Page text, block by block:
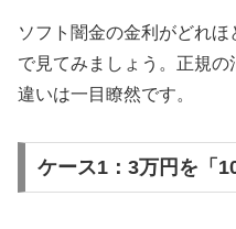
ソフト闇金の金利がどれ
で見てみましょう。正規
違いは一目瞭然です。
ケース1：3万円を「